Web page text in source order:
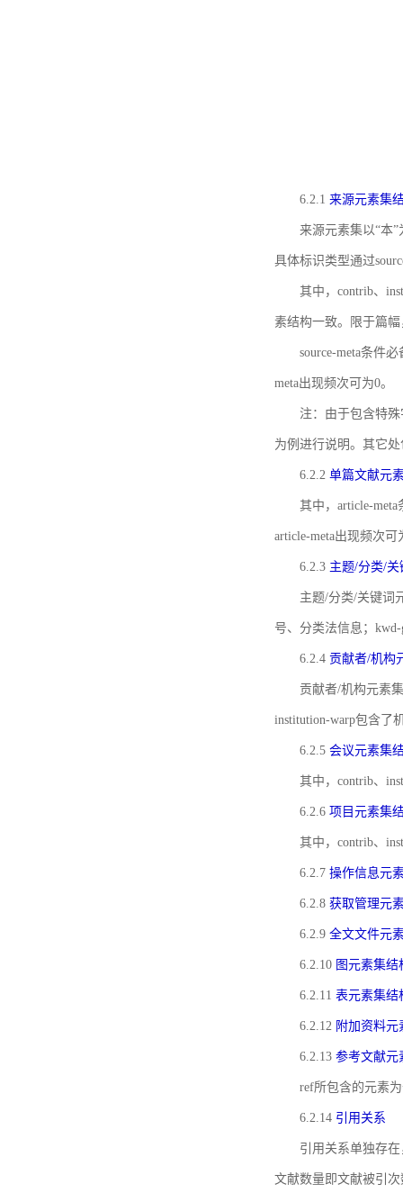
6.2.1 来源元素集
来源元素集以“本
具体标识类型通过
其中，contrib、
素结构一致。限于篇
source-meta条件
meta出现频次可为0。
注：由于包含特殊
为例进行说明。其它
6.2.2 单篇文献元
其中，article-
article-meta出现频次可
6.2.3 主题/分类/
主题/分类/关键词
号、分类法信息；
6.2.4 贡献者/机构
贡献者/机构元素
institution-warp包含了
6.2.5 会议元素集
其中，contrib、
6.2.6 项目元素集
其中，contrib、
6.2.7 操作信息元
6.2.8 获取管理元
6.2.9 全文文件元
6.2.10 图元素集结
6.2.11 表元素集结
6.2.12 附加资料元
6.2.13 参考文献元
ref所包含的元素
6.2.14 引用关系
引用关系单独存
文献数量即文献被引